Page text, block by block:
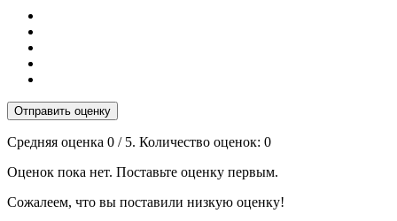
Отправить оценку
Средняя оценка 0 / 5. Количество оценок: 0
Оценок пока нет. Поставьте оценку первым.
Сожалеем, что вы поставили низкую оценку!